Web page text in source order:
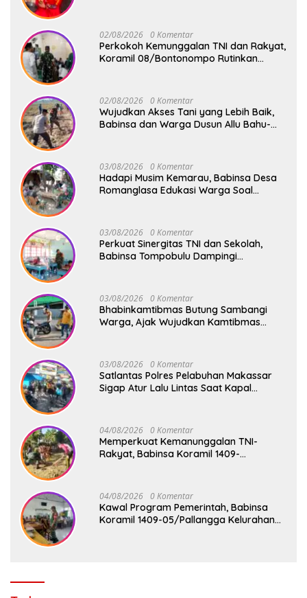
02/08/2026 0 Komentar
Perkokoh Kemunggalan TNI dan Rakyat,
Koramil 08/Bontonompo Rutinkan
02/08/2026 0 Komentar
Wujudkan Akses Tani yang Lebih Baik,
Babinsa dan Warga Dusun Allu Bahu-
03/08/2026 0 Komentar
Hadapi Musim Kemarau, Babinsa Desa
Romanglasa Edukasi Warga Soal
03/08/2026 0 Komentar
Perkuat Sinergitas TNI dan Sekolah,
Babinsa Tompobulu Dampingi
03/08/2026 0 Komentar
Bhabinkamtibmas Butung Sambangi
Warga, Ajak Wujudkan Kamtibmas
03/08/2026 0 Komentar
Satlantas Polres Pelabuhan Makassar
Sigap Atur Lalu Lintas Saat Kapal
04/08/2026 0 Komentar
Memperkuat Kemanunggalan TNI-
Rakyat, Babinsa Koramil 1409-
04/08/2026 0 Komentar
Kawal Program Pemerintah, Babinsa
Koramil 1409-05/Pallangga Kelurahan